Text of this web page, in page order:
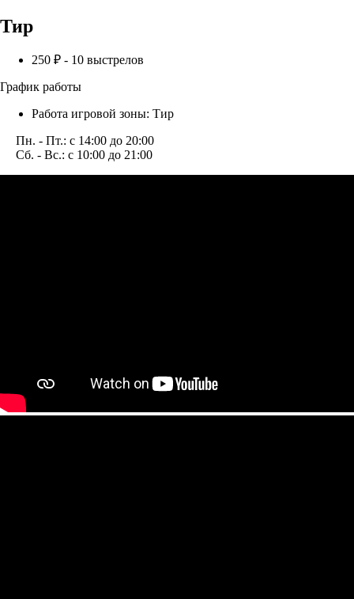
Тир
250 ₽ - 10 выстрелов
График работы
Работа игровой зоны: Тир
Пн. - Пт.: с 14:00 до 20:00
Сб. - Вс.: с 10:00 до 21:00